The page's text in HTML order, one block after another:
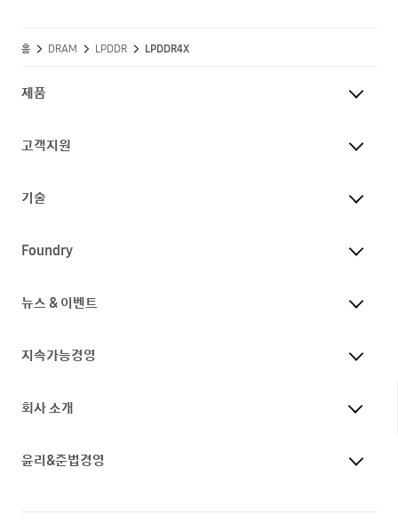
홈 DRAM LPDDR LPDDR4X
제품
고객지원
기술
Foundry
뉴스 & 이벤트
지속가능경영
회사 소개
윤리&준법경영